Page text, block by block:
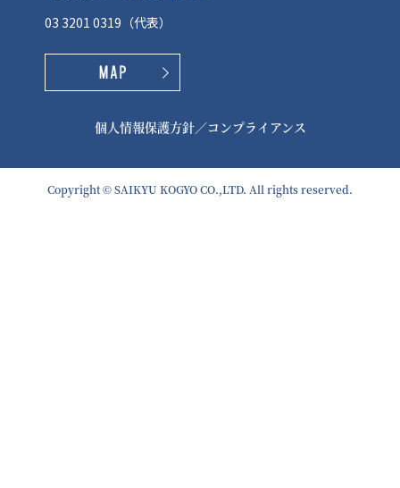
03 3201 0319 （代表）
個人情報保護方針／コンプライアンス
Copyright © SAIKYU KOGYO CO.,LTD. All rights reserved.